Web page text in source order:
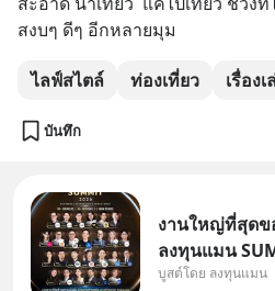
สงบๆ ดีๆ อีกหลายมุม
ไลฟ์สไตล์ ท่องเที่ยว เรื่องเ
บันทึก
งานใหญ่ที่สุด
ลงทุนแมน
นี้จะมีเจ้าของธุ
บูสต์โดย ลงทุนแมน